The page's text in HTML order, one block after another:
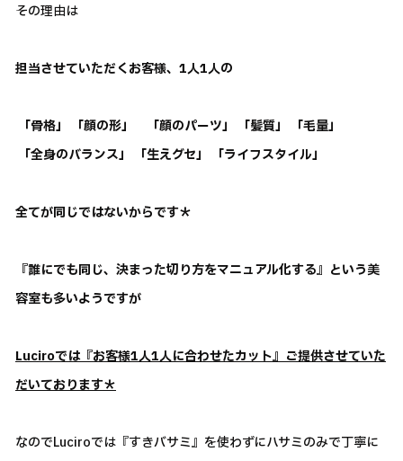
その理由は
担当させていただくお客様、1人1人の
「骨格」 「顔の形」 「顔のパーツ」 「髪質」 「毛量」
「全身のバランス」 「生えグセ」 「ライフスタイル」
全てが同じではないからです＊
『誰にでも同じ、決まった切り方をマニュアル化する』という美
容室も多いようですが
Luciroでは『お客様1人1人に合わせたカット』ご提供させていた
だいております＊
なのでLuciroでは『すきバサミ』を使わずにハサミのみで丁寧に